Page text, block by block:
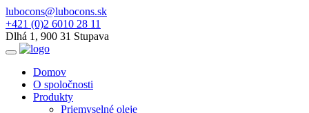
lubocons@lubocons.sk
+421 (0)2 6010 28 11
Dlhá 1, 900 31 Stupava
Domov
O spoločnosti
Produkty
Priemyselné oleje